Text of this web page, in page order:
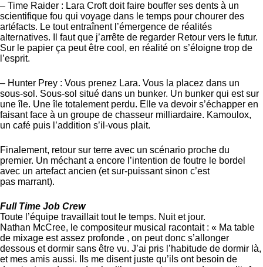
– Time Raider : Lara Croft doit faire bouffer ses dents à un
scientifique fou qui voyage dans le temps pour chourer des
artéfacts. Le tout entraînent l’émergence de réalités
alternatives. Il faut que j’arrête de regarder Retour vers le futur.
Sur le papier ça peut être cool, en réalité on s’éloigne trop de
l’esprit.
– Hunter Prey : Vous prenez Lara. Vous la placez dans un
sous-sol. Sous-sol situé dans un bunker. Un bunker qui est sur
une île. Une île totalement perdu. Elle va devoir s’échapper en
faisant face à un groupe de chasseur milliardaire. Kamoulox,
un café puis l’addition s’il-vous plait.
Finalement, retour sur terre avec un scénario proche du
premier. Un méchant a encore l’intention de foutre le bordel
avec un artefact ancien (et sur-puissant sinon c’est
pas marrant).
Full Time Job Crew
Toute l’équipe travaillait tout le temps. Nuit et jour.
Nathan McCree, le compositeur musical racontait : « Ma table
de mixage est assez profonde , on peut donc s’allonger
dessous et dormir sans être vu. J’ai pris l’habitude de dormir là,
et mes amis aussi. Ils me disent juste qu’ils ont besoin de